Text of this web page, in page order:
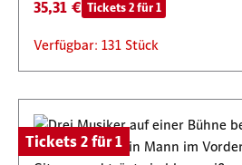
35,31 € Tickets 2 für 1
Verfügbar: 131 Stück
Tickets 2 für 1